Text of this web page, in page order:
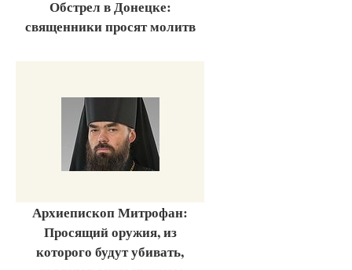
Обстрел в Донецке:
священники просят молитв
Архиепископ Митрофан:
Просящий оружия, из
которого будут убивать,